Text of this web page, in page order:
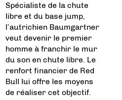
Spécialiste de la chute
libre et du base jump,
l’autrichien Baumgartner
veut devenir le premier
homme à franchir le mur
du son en chute libre. Le
renfort financier de Red
Bull lui offre les moyens
de réaliser cet objectif.